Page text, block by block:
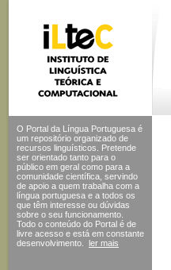
O Portal da Língua Portuguesa é
um repositório organizado de
recursos linguísticos. Pretende
ser orientado tanto para o
público em geral como para a
comunidade científica, servindo
de apoio a quem trabalha com a
língua portuguesa e a todos os
que têm interesse ou dúvidas
sobre o seu funcionamento.
Todo o conteúdo do Portal é de
livre acesso e está em constante
desenvolvimento.
ler mais